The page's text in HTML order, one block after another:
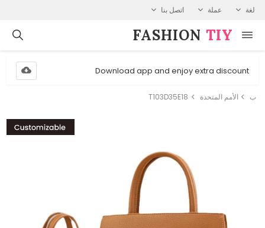
لغة عملة اتصل بنا
FASHION⁠ TIY
Download app and enjoy extra discount
ب الأمم المتحدة T103D35E18